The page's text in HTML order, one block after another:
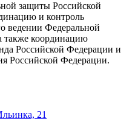
защиты Российской
и контроль
ведении Федеральной
также координацию
Российской Федерации и
Российской Федерации.
21